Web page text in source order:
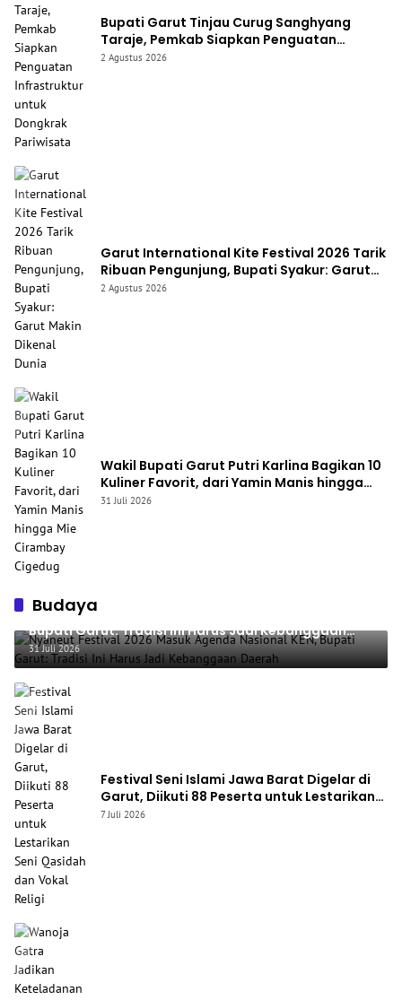
Bupati Garut Tinjau Curug Sanghyang
Taraje, Pemkab Siapkan Penguatan
Infrastruktur untuk Dongkrak Pariwisata
2 Agustus 2026
Garut International Kite Festival 2026 Tarik
Ribuan Pengunjung, Bupati Syakur: Garut
Makin Dikenal Dunia
2 Agustus 2026
Wakil Bupati Garut Putri Karlina Bagikan 10
Kuliner Favorit, dari Yamin Manis hingga
Mie Cirambay Cigedug
31 Juli 2026
Budaya
Nyaneut Festival 2026 Masuk Agenda Nasional KEN,
Bupati Garut: Tradisi Ini Harus Jadi Kebanggaan
Daerah
31 Juli 2026
Festival Seni Islami Jawa Barat Digelar di
Garut, Diikuti 88 Peserta untuk Lestarikan
Seni Qasidah dan Vokal Religi
7 Juli 2026